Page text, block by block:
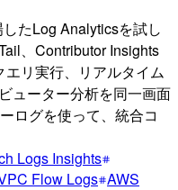
たLog Analyticsを試し
、Contributor Insights
リ実行、リアルタイム
ューター分析を同一画面
ログを使って、統合コ
Logs Insights
Flow Logs AWS